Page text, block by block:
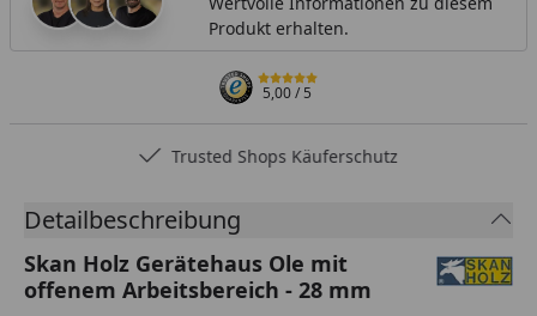
Produkt erhalten.
5,00/ 5
Trusted Shops Käuferschutz
Detailbeschreibung
Skan Holz Gerätehaus Ole mit
offenem Arbeitsbereich - 28 mm